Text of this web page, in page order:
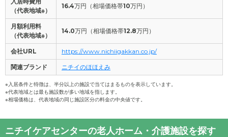
（代表地域※）
16.4万円（相場価格帯10万円）
月額利用料
（代表地域※）
14.0万円（相場価格帯12.8万円）
会社URL https://www.nichiigakkan.co.jp/
関連ブランド ニチイのほほえみ
※入居条件と特徴は、半分以上の施設で当てはまるものを表示しています。
※代表地域とは最も施設数が多い地域を指します。
※相場価格は、代表地域の同じ施設区分の料金の中央値です。
ニチイケアセンターの老人ホーム・介護施設を探す